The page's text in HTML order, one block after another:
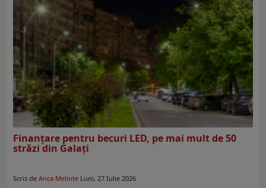
Finanţare pentru becuri LED, pe mai mult de 50
străzi din Galați
Scris de Anca Melinte Luni, 27 Iulie 2026